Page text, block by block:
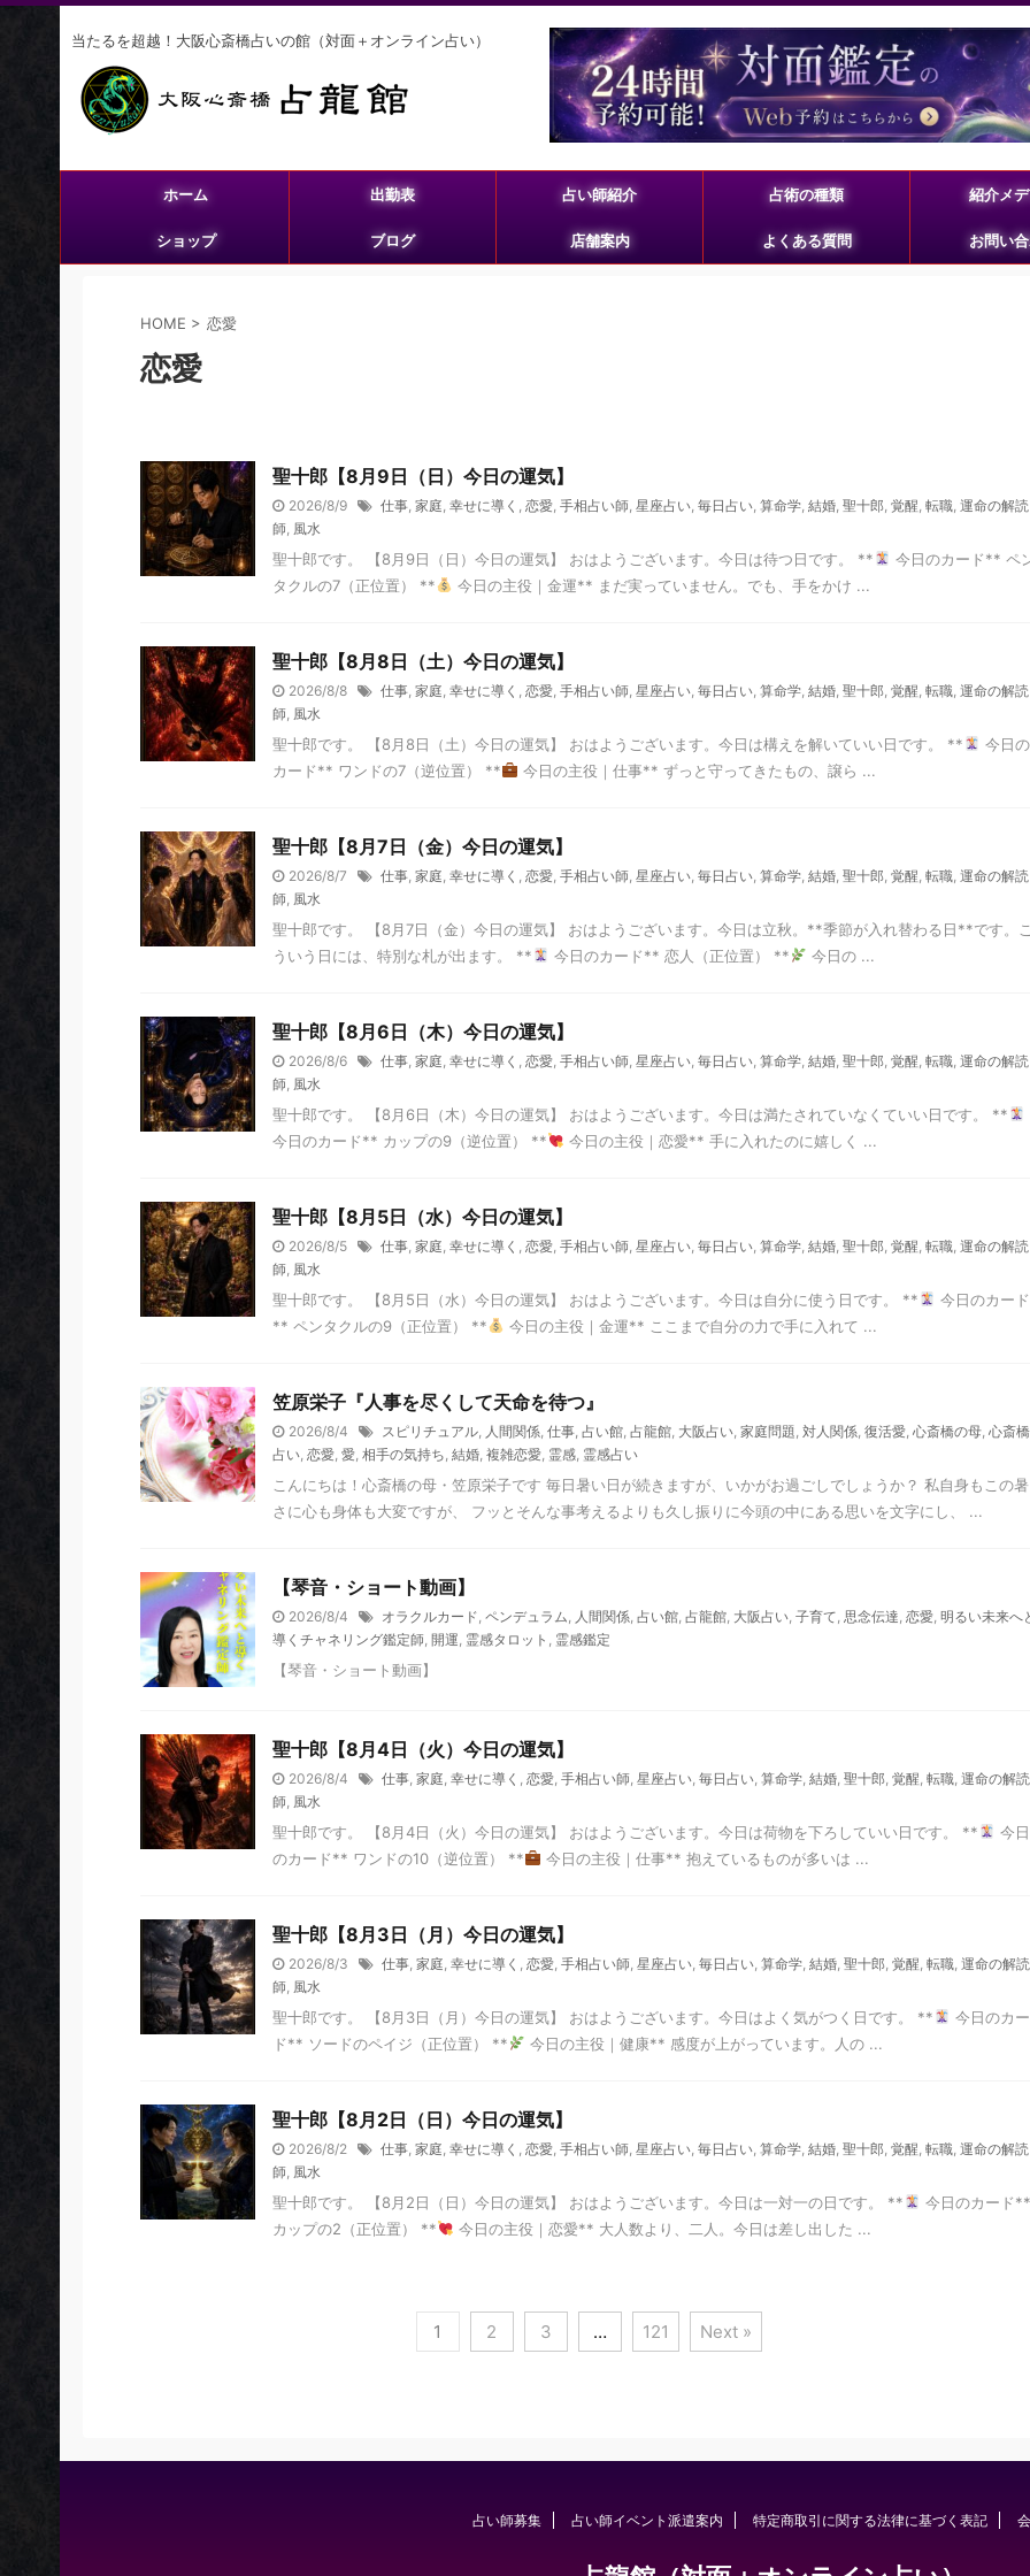
当たるを超越！大阪心斎橋占いの館（対面＋オンライン占い）
ホーム 出勤表 占い師紹介 占術の種類 紹介メ
ショップ ブログ 店舗案内 よくある質問 お問い
HOME > 恋愛
恋愛
聖十郎【8月9日（日）今日の運気】
2026/8/9 仕事, 家庭, 幸せに導く , 恋愛, 手相占い師, 星座占い, 毎日占い, 算命学, 結婚, 聖十郎, 覚醒, 転職, 運命の解読
師, 風水
聖十郎です。 【8月9日（日）今日の運気】 おはようございます。今日は待つ日です。 **
今日のカード** ペ
タクルの7（正位置） **
今日の主役｜金運** まだ実っていません。でも、手をかけ ...
聖十郎【8月8日（土）今日の運気】
2026/8/8 仕事, 家庭, 幸せに導く , 恋愛, 手相占い師, 星座占い, 毎日占い, 算命学, 結婚, 聖十郎, 覚醒, 転職, 運命の解読
師, 風水
聖十郎です。 【8月8日（土）今日の運気】 おはようございます。今日は構えを解いていい日です。 **
今日の
カード** ワンドの7（逆位置） **
今日の主役｜仕事** ずっと守ってきたもの、譲ら ...
聖十郎【8月7日（金）今日の運気】
2026/8/7 仕事, 家庭, 幸せに導く , 恋愛, 手相占い師, 星座占い, 毎日占い, 算命学, 結婚, 聖十郎, 覚醒, 転職, 運命の解読
師, 風水
聖十郎です。 【8月7日（金）今日の運気】 おはようございます。今日は立秋。**季節が入れ替わる日**です。
ういう日には、特別な札が出ます。 **
今日のカード** 恋人（正位置） ** 今日の ...
聖十郎【8月6日（木）今日の運気】
2026/8/6 仕事, 家庭, 幸せに導く , 恋愛, 手相占い師, 星座占い, 毎日占い, 算命学, 結婚, 聖十郎, 覚醒, 転職, 運命の解読
師, 風水
聖十郎です。 【8月6日（木）今日の運気】 おはようございます。今日は満たされていなくていい日です。 **
今日のカード** カップの9（逆位置） **
今日の主役｜恋愛** 手に入れたのに嬉しく ...
聖十郎【8月5日（水）今日の運気】
2026/8/5 仕事, 家庭, 幸せに導く , 恋愛, 手相占い師, 星座占い, 毎日占い, 算命学, 結婚, 聖十郎, 覚醒, 転職, 運命の解読
師, 風水
聖十郎です。 【8月5日（水）今日の運気】 おはようございます。今日は自分に使う日です。 **
今日のカード
** ペンタクルの9（正位置） **
今日の主役｜金運** ここまで自分の力で手に入れて ...
笠原栄子『人事を尽くして天命を待つ』
2026/8/4 スピリチュアル, 人間関係, 仕事, 占い館, 占龍館, 大阪占い, 家庭問題, 対人関係, 復活愛, 心斎橋の母, 心斎橋
占い, 恋愛, 愛, 相手の気持ち, 結婚, 複雑恋愛, 霊感, 霊感占い
こんにちは！心斎橋の母・笠原栄子です 毎日暑い日が続きますが、いかがお過ごしでしょうか？ 私自身もこの暑
さに心も身体も大変ですが、 フッとそんな事考えるよりも久し振りに今頭の中にある思いを文字にし、 ...
【琴音・ショート動画】
2026/8/4 オラクルカード, ペンデュラム, 人間関係, 占い館, 占龍館, 大阪占い, 子育て, 思念伝達, 恋愛, 明るい未来へ
導くチャネリング鑑定師, 開運, 霊感タロット , 霊感鑑定
【琴音・ショート動画】
聖十郎【8月4日（火）今日の運気】
2026/8/4 仕事, 家庭, 幸せに導く , 恋愛, 手相占い師, 星座占い, 毎日占い, 算命学, 結婚, 聖十郎, 覚醒, 転職, 運命の解読
師, 風水
聖十郎です。 【8月4日（火）今日の運気】 おはようございます。今日は荷物を下ろしていい日です。 **
今日
のカード** ワンドの10（逆位置） **
今日の主役｜仕事** 抱えているものが多いは ...
聖十郎【8月3日（月）今日の運気】
2026/8/3 仕事, 家庭, 幸せに導く , 恋愛, 手相占い師, 星座占い, 毎日占い, 算命学, 結婚, 聖十郎, 覚醒, 転職, 運命の解読
師, 風水
聖十郎です。 【8月3日（月）今日の運気】 おはようございます。今日はよく気がつく日です。 **
今日のカー
ド** ソードのペイジ（正位置） **
今日の主役｜健康** 感度が上がっています。人の ...
聖十郎【8月2日（日）今日の運気】
2026/8/2 仕事, 家庭, 幸せに導く , 恋愛, 手相占い師, 星座占い, 毎日占い, 算命学, 結婚, 聖十郎, 覚醒, 転職, 運命の解読
師, 風水
聖十郎です。 【8月2日（日）今日の運気】 おはようございます。今日は一対一の日です。 **
今日のカード**
カップの2（正位置） **
今日の主役｜恋愛** 大人数より、二人。今日は差し出した ...
1 2 3 … 121 Next »
占い師募集 占い師イベント派遣案内 特定商取引に関する法律に基づく表記